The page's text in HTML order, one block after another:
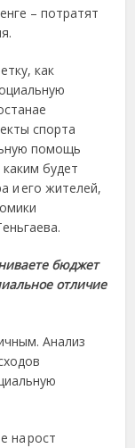
– потратят
как
спорта
помощь
будет
и его жителей,
бюджет
отличие
Анализ
на рост